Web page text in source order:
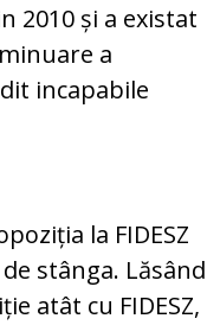
2010 și a existat
a
incapabile
la FIDESZ
stânga. Lăsând
atât cu FIDESZ,